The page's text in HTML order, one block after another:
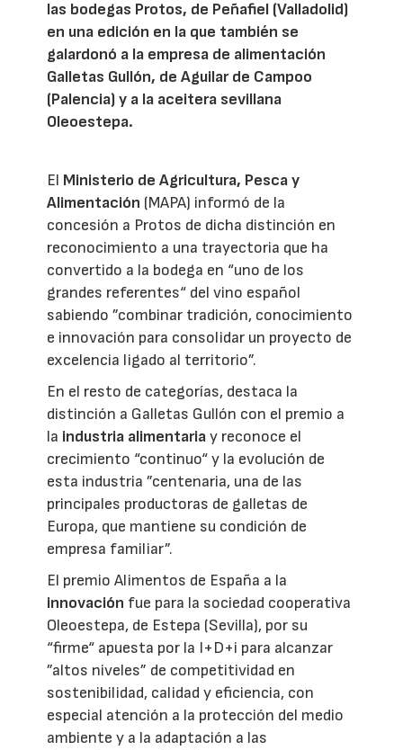
las bodegas Protos, de Peñafiel (Valladolid)
en una edición en la que también se
galardonó a la empresa de alimentación
Galletas Gullón, de Aguilar de Campoo
(Palencia) y a la aceitera sevillana
Oleoestepa.
El Ministerio de Agricultura, Pesca y
Alimentación (MAPA) informó de la
concesión a Protos de dicha distinción en
reconocimiento a una trayectoria que ha
convertido a la bodega en “uno de los
grandes referentes“ del vino español
sabiendo ”combinar tradición, conocimiento
e innovación para consolidar un proyecto de
excelencia ligado al territorio”.
En el resto de categorías, destaca la
distinción a Galletas Gullón con el premio a
la industria alimentariay reconoce el
crecimiento “continuo“ y la evolución de
esta industria ”centenaria, una de las
principales productoras de galletas de
Europa, que mantiene su condición de
empresa familiar”.
El premio Alimentos de España a la
innovación fue para la sociedad cooperativa
Oleoestepa, de Estepa (Sevilla), por su
“firme“ apuesta por la I+D+i para alcanzar
”altos niveles” de competitividad en
sostenibilidad, calidad y eficiencia, con
especial atención a la protección del medio
ambiente y a la adaptación a las